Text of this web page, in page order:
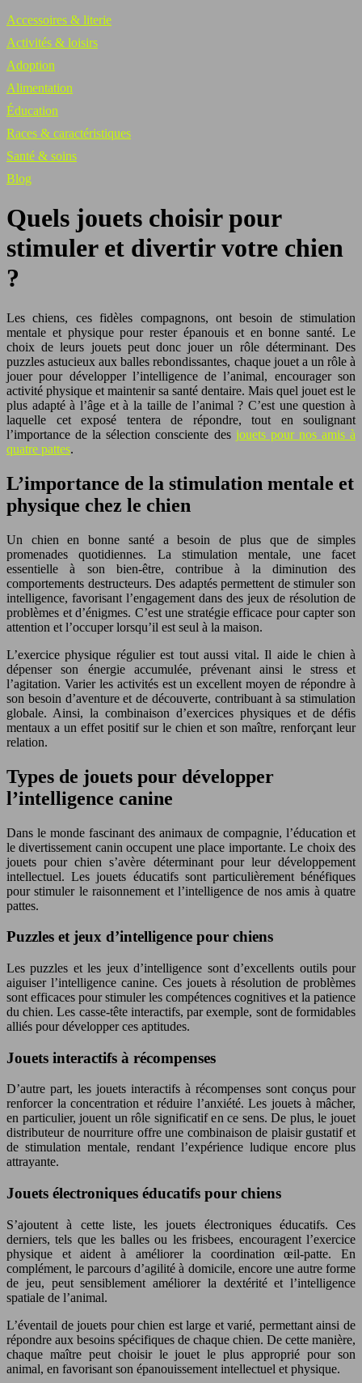
Accessoires & literie
Activités & loisirs
Adoption
Alimentation
Éducation
Races & caractéristiques
Santé & soins
Blog
Quels jouets choisir pour
stimuler et divertir votre chien
?
Les chiens, ces fidèles compagnons, ont besoin de stimulation
mentale et physique pour rester épanouis et en bonne santé. Le
choix de leurs jouets peut donc jouer un rôle déterminant. Des
puzzles astucieux aux balles rebondissantes, chaque jouet a un rôle à
jouer pour développer l’intelligence de l’animal, encourager son
activité physique et maintenir sa santé dentaire. Mais quel jouet est le
plus adapté à l’âge et à la taille de l’animal ? C’est une question à
laquelle cet exposé tentera de répondre, tout en soulignant
l’importance de la sélection consciente des jouets pour nos amis à
quatre pattes.
L’importance de la stimulation mentale et
physique chez le chien
Un chien en bonne santé a besoin de plus que de simples
promenades quotidiennes. La stimulation mentale, une facet
essentielle à son bien-être, contribue à la diminution des
comportements destructeurs. Des adaptés permettent de stimuler son
intelligence, favorisant l’engagement dans des jeux de résolution de
problèmes et d’énigmes. C’est une stratégie efficace pour capter son
attention et l’occuper lorsqu’il est seul à la maison.
L’exercice physique régulier est tout aussi vital. Il aide le chien à
dépenser son énergie accumulée, prévenant ainsi le stress et
l’agitation. Varier les activités est un excellent moyen de répondre à
son besoin d’aventure et de découverte, contribuant à sa stimulation
globale. Ainsi, la combinaison d’exercices physiques et de défis
mentaux a un effet positif sur le chien et son maître, renforçant leur
relation.
Types de jouets pour développer
l’intelligence canine
Dans le monde fascinant des animaux de compagnie, l’éducation et
le divertissement canin occupent une place importante. Le choix des
jouets pour chien s’avère déterminant pour leur développement
intellectuel. Les jouets éducatifs sont particulièrement bénéfiques
pour stimuler le raisonnement et l’intelligence de nos amis à quatre
pattes.
Puzzles et jeux d’intelligence pour chiens
Les puzzles et les jeux d’intelligence sont d’excellents outils pour
aiguiser l’intelligence canine. Ces jouets à résolution de problèmes
sont efficaces pour stimuler les compétences cognitives et la patience
du chien. Les casse-tête interactifs, par exemple, sont de formidables
alliés pour développer ces aptitudes.
Jouets interactifs à récompenses
D’autre part, les jouets interactifs à récompenses sont conçus pour
renforcer la concentration et réduire l’anxiété. Les jouets à mâcher,
en particulier, jouent un rôle significatif en ce sens. De plus, le jouet
distributeur de nourriture offre une combinaison de plaisir gustatif et
de stimulation mentale, rendant l’expérience ludique encore plus
attrayante.
Jouets électroniques éducatifs pour chiens
S’ajoutent à cette liste, les jouets électroniques éducatifs. Ces
derniers, tels que les balles ou les frisbees, encouragent l’exercice
physique et aident à améliorer la coordination œil-patte. En
complément, le parcours d’agilité à domicile, encore une autre forme
de jeu, peut sensiblement améliorer la dextérité et l’intelligence
spatiale de l’animal.
L’éventail de jouets pour chien est large et varié, permettant ainsi de
répondre aux besoins spécifiques de chaque chien. De cette manière,
chaque maître peut choisir le jouet le plus approprié pour son
animal, en favorisant son épanouissement intellectuel et physique.